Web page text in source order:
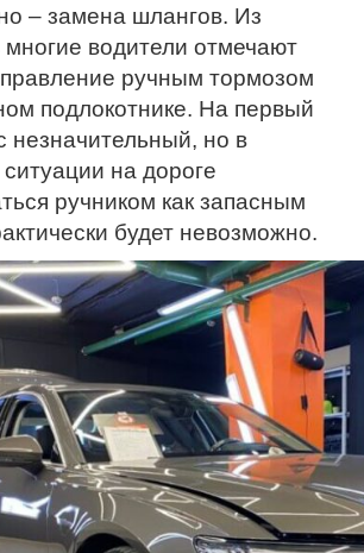
– замена шлангов. Из
многие водители отмечают
ручным тормозом
подлокотнике. На первый
незначительный, но в
ситуации на дороге
ручником как запасным
будет невозможно.